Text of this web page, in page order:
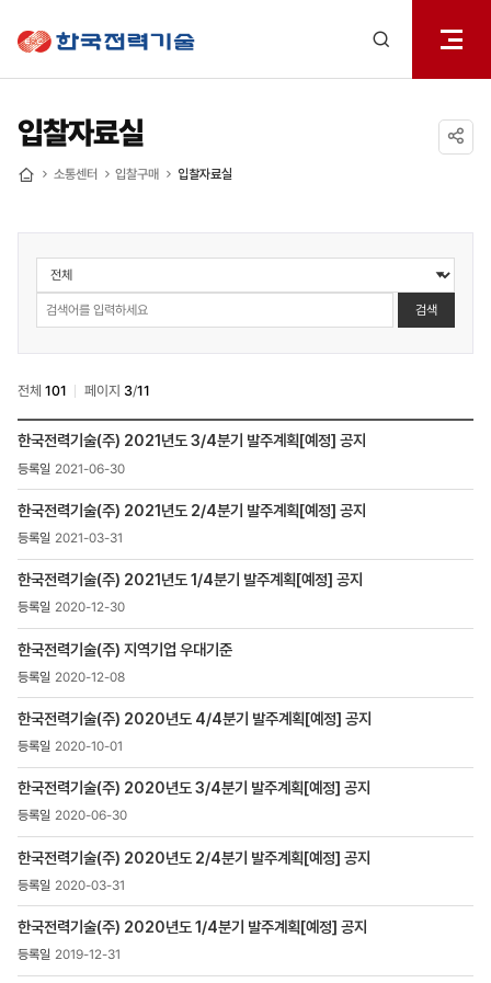
열기
입찰자료실
소통센터 입찰구매 입찰자료실
소통센터
>
입찰구매
>
입찰자료실
검색
전체 101 페이지 3/11
소통센터
>
입찰구매
>
입찰자료실
목록
번호,
등록일
첨부파일
,
조회수
한국전력기술(주) 2021년도 3/4분기 발주계획[예정] 공지
2021-06-30
한국전력기술(주) 2021년도 2/4분기 발주계획[예정] 공지
2021-03-31
한국전력기술(주) 2021년도 1/4분기 발주계획[예정] 공지
2020-12-30
한국전력기술(주) 지역기업 우대기준
2020-12-08
한국전력기술(주) 2020년도 4/4분기 발주계획[예정] 공지
2020-10-01
한국전력기술(주) 2020년도 3/4분기 발주계획[예정] 공지
2020-06-30
한국전력기술(주) 2020년도 2/4분기 발주계획[예정] 공지
2020-03-31
한국전력기술(주) 2020년도 1/4분기 발주계획[예정] 공지
2019-12-31